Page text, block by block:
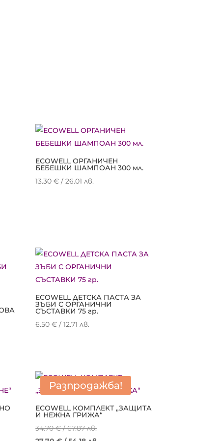
ECOWELL ОРГАНИЧЕН
БЕБЕШКИ ШАМПОАН 300 мл.
13.30€ / 26.01 лв.
ECOWELL ДЕТСКА ПАСТА ЗА
ЗЪБИ С ОРГАНИЧНИ
СЪСТАВКИ 75 гр.
6.50€ / 12.71 лв.
Разпродажба!
ECOWELL КОМПЛЕКТ „ЗАЩИТА
И НЕЖНА ГРИЖА“
34.70€/ 67.87 лв.Original